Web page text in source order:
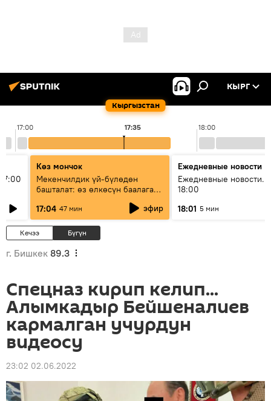
Кыргызстан
КЫРГ
17:00 18:00
17:35
Көз мончок
Мекенчилдик үй-бүлөдөн
башталат: өз өлкөсүн баалаган
муунду кантип тарбиялоо
керек?
17:04 47 мин эфир
Ежедневные новости
Ежедневные новости.
18:00
18:01 5 мин
Кечээ Бүгүн
г. Бишкек 89.3
Спецназ кирип келип...
Алымкадыр Бейшеналиев
кармалган учурдун
видеосу
23:02 02.06.2022